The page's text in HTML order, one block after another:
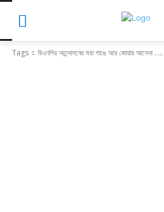
Tags বিএনপির আন্দোলনের মরা গাঙে আর জোয়ার আসেনা